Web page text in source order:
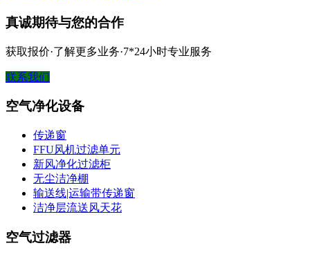
真诚期待与您的合作
获取报价·了解更多业务·7*24小时专业服务
联系我们
空气净化设备
传递窗
FFU风机过滤单元
新风净化过滤柜
无尘洁净棚
输送线|运输带传递窗
洁净层流送风天花
空气过滤器